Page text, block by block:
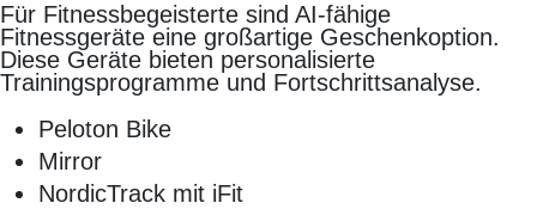
Für Fitnessbegeisterte sind AI-fähige
Fitnessgeräte eine großartige Geschenkoption.
Diese Geräte bieten personalisierte
Trainingsprogramme und Fortschrittsanalyse.
Peloton Bike
Mirror
NordicTrack mit iFit